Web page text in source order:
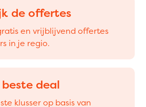
de offertes
en vrijblijvend offertes
in je regio.
beste deal
klusser op basis van